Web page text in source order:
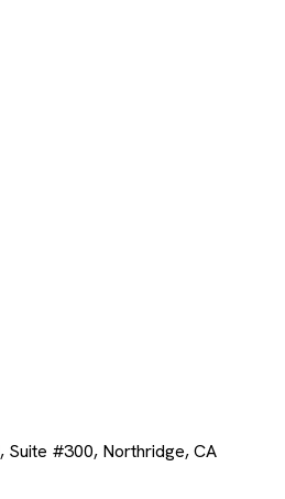
Suite #300, Northridge, CA